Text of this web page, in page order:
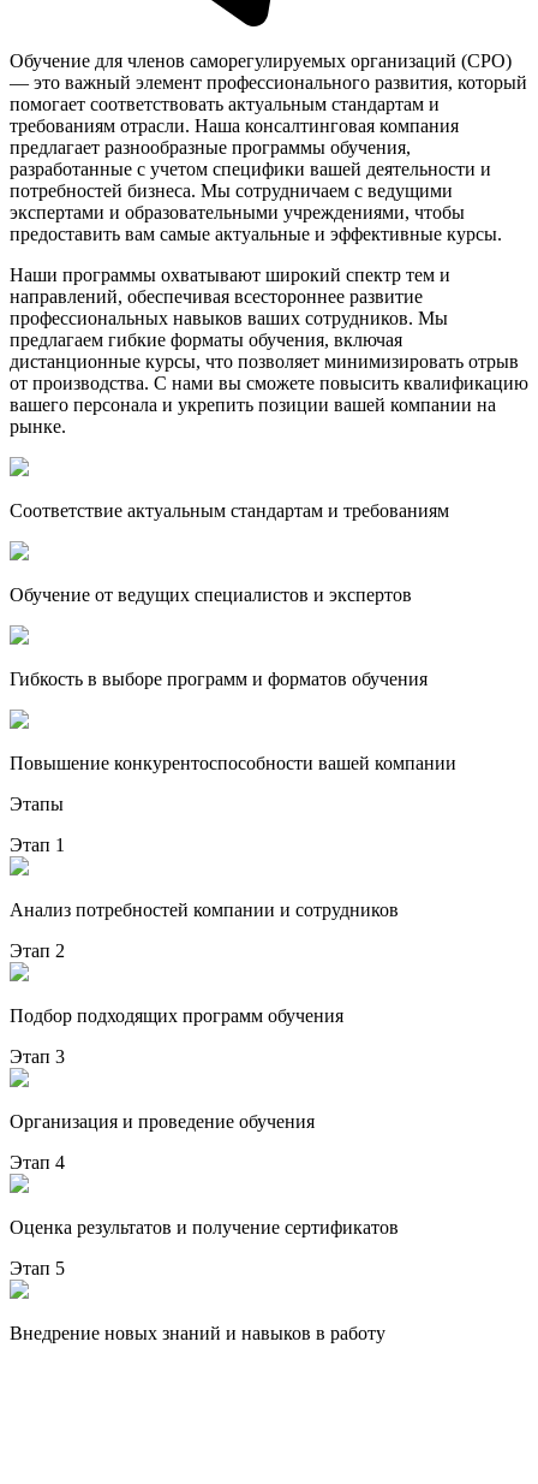
Обучение для членов саморегулируемых организаций (СРО)
— это важный элемент профессионального развития, который
помогает соответствовать актуальным стандартам и
требованиям отрасли. Наша консалтинговая компания
предлагает разнообразные программы обучения,
разработанные с учетом специфики вашей деятельности и
потребностей бизнеса. Мы сотрудничаем с ведущими
экспертами и образовательными учреждениями, чтобы
предоставить вам самые актуальные и эффективные курсы.
Наши программы охватывают широкий спектр тем и
направлений, обеспечивая всестороннее развитие
профессиональных навыков ваших сотрудников. Мы
предлагаем гибкие форматы обучения, включая
дистанционные курсы, что позволяет минимизировать отрыв
от производства. С нами вы сможете повысить квалификацию
вашего персонала и укрепить позиции вашей компании на
рынке.
Соответствие актуальным стандартам и требованиям
Обучение от ведущих специалистов и экспертов
Гибкость в выборе программ и форматов обучения
Повышение конкурентоспособности вашей компании
Этапы
Этап 1
Анализ потребностей компании и сотрудников
Этап 2
Подбор подходящих программ обучения
Этап 3
Организация и проведение обучения
Этап 4
Оценка результатов и получение сертификатов
Этап 5
Внедрение новых знаний и навыков в работу